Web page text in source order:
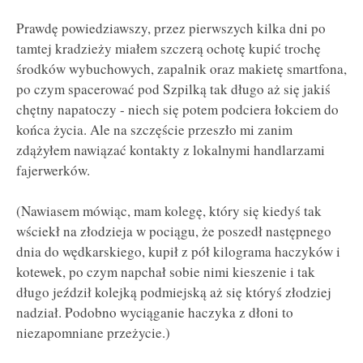
Prawdę powiedziawszy, przez pierwszych kilka dni po
tamtej kradzieży miałem szczerą ochotę kupić trochę
środków wybuchowych, zapalnik oraz makietę smartfona,
po czym spacerować pod Szpilką tak długo aż się jakiś
chętny napatoczy - niech się potem podciera łokciem do
końca życia. Ale na szczęście przeszło mi zanim
zdążyłem nawiązać kontakty z lokalnymi handlarzami
fajerwerków.
(Nawiasem mówiąc, mam kolegę, który się kiedyś tak
wściekł na złodzieja w pociągu, że poszedł następnego
dnia do wędkarskiego, kupił z pół kilograma haczyków i
kotewek, po czym napchał sobie nimi kieszenie i tak
długo jeździł kolejką podmiejską aż się któryś złodziej
nadział. Podobno wyciąganie haczyka z dłoni to
niezapomniane przeżycie.)